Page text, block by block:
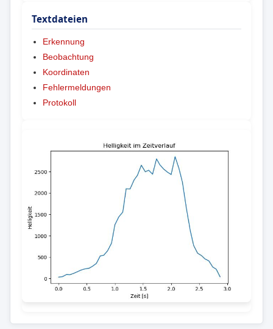
Textdateien
Erkennung
Beobachtung
Koordinaten
Fehlermeldungen
Protokoll